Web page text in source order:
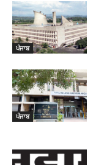
ਪੰਜਾਬ
ਪੰਜਾਬ